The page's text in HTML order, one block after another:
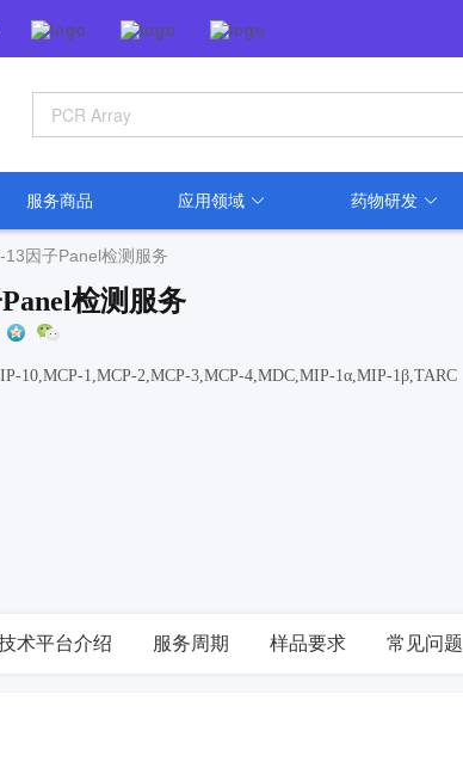
服务商品 应用领域 药物研发
13因子Panel检测服务
检测服务
10,MCP-1,MCP-2,MCP-3,MCP-4,MDC,MIP-1α,MIP-1β,TARC
术平台介绍 服务周期 样品要求 常见问题